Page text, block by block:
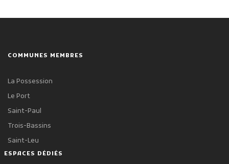
COMMUNES MEMBRES
La Possession
Le Port
Saint-Paul
Trois-Bassins
Saint-Leu
ESPACES DÉDIÉS